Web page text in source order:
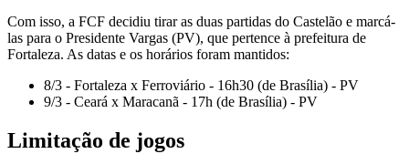
Com isso, a FCF decidiu tirar as duas partidas do Castelão e marcá-
las para o Presidente Vargas (PV), que pertence à prefeitura de
Fortaleza. As datas e os horários foram mantidos:
8/3 - Fortaleza x Ferroviário - 16h30 (de Brasília) - PV
9/3 - Ceará x Maracanã - 17h (de Brasília) - PV
Limitação de jogos